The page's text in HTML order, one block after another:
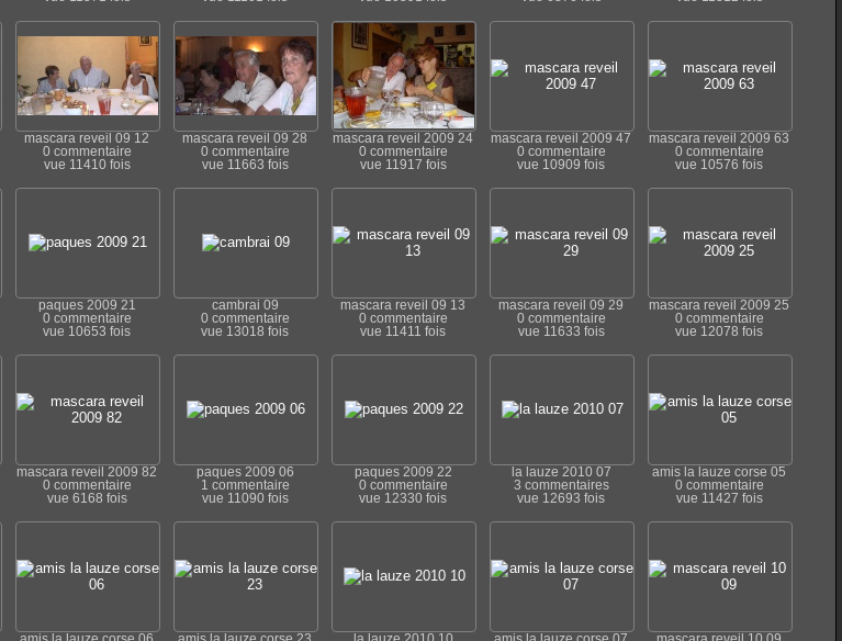
mascara reveil 09 12
0 commentaire
vue 11410 fois
mascara reveil 09 28
0 commentaire
vue 11663 fois
mascara reveil 2009 24
0 commentaire
vue 11917 fois
mascara reveil 2009 47
0 commentaire
vue 10909 fois
mascara reveil 2009 63
0 commentaire
vue 10576 fois
paques 2009 21
0 commentaire
vue 10653 fois
cambrai 09
0 commentaire
vue 13018 fois
mascara reveil 09 13
0 commentaire
vue 11411 fois
mascara reveil 09 29
0 commentaire
vue 11633 fois
mascara reveil 2009 25
0 commentaire
vue 12078 fois
mascara reveil 2009 82
0 commentaire
vue 6168 fois
paques 2009 06
1 commentaire
vue 11090 fois
paques 2009 22
0 commentaire
vue 12330 fois
la lauze 2010 07
3 commentaires
vue 12693 fois
amis la lauze corse 05
0 commentaire
vue 11427 fois